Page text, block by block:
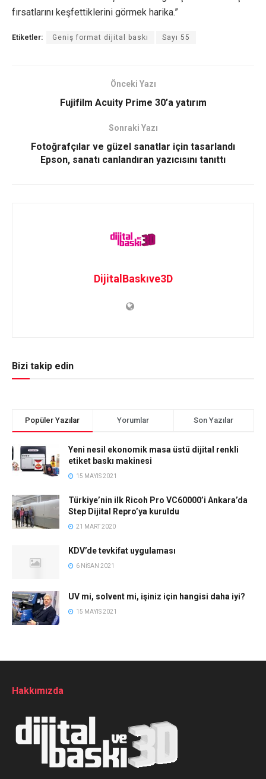
fırsatlarını keşfettiklerini görmek harika.”
Etiketler: Geniş format dijital baskı Sayı 55
Önceki Yazı
Fujifilm Acuity Prime 30’a yatırım
Sonraki Yazı
Fotoğrafçılar ve güzel sanatlar için tasarlandı
Epson, sanatı canlandıran yazıcısını tanıttı
DijitalBaskıve3D
Bizi takip edin
Popüler Yazılar Yorumlar Son Yazılar
Yeni nesil ekonomik masa üstü dijital renkli
etiket baskı makinesi
15 MAYIS 2021
Türkiye’nin ilk Ricoh Pro VC60000’i Ankara’da
Step Dijital Repro’ya kuruldu
21 MART 2020
KDV’de tevkifat uygulaması
6 NISAN 2021
UV mi, solvent mi, işiniz için hangisi daha iyi?
15 MAYIS 2021
Hakkımızda